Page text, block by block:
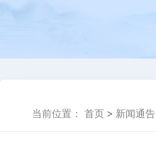
当前位置： 首页 > 新闻通告